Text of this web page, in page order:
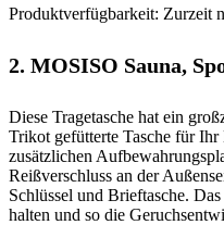
Produktverfügbarkeit: Zurzeit
2. MOSISO Sauna,
Diese Tragetasche hat ein
Trikot gefütterte Tasche für
zusätzlichen
Reißverschluss an der
Schlüssel und Brieftasche.
halten und so die